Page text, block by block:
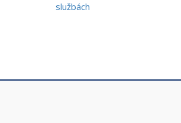
službách